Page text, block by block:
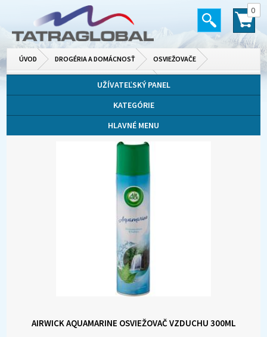
0
ÚVOD DROGÉRIA A DOMÁCNOSŤ OSVIEŽOVAČE
AEROSÓLY A MECHANICKÉ ROZPRAŠOVAČE
UŽÍVATEĽSKÝ PANEL
KATEGÓRIE
HLAVNÉ MENU
AIRWICK AQUAMARINE OSVIEŽOVAČ VZDUCHU 300ML